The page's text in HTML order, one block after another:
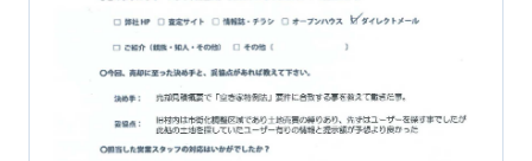
COMPANY
会社案内